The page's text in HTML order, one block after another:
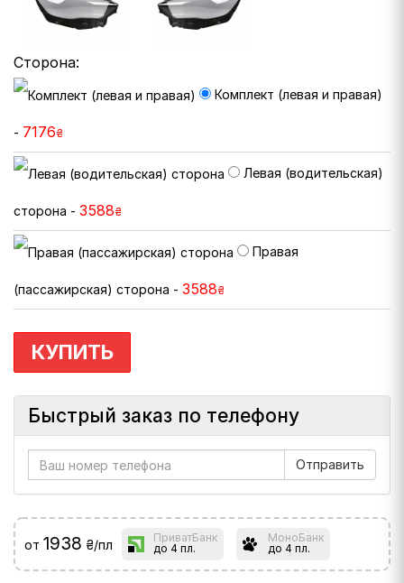
Сторона:
Комплект (левая и правая)
- 7176₴
Левая (водительская)
сторона - 3588₴
Правая
(пассажирская) сторона - 3588₴
КУПИТЬ
Быстрый заказ по телефону
от 1938 ₴/пл
ПриватБанк
до 4 пл.
МоноБанк
до 4 пл.